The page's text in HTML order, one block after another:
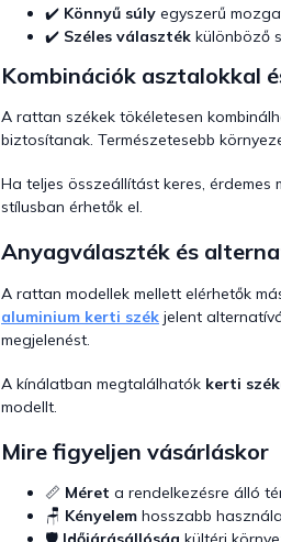
✔️ Könnyű súly egyszerű
✔️ Széles választék különböző
Kombinációk asztalokkal
A rattan székek tökéletesen
biztosítanak. Természetesebb
Ha teljes összeállítást keres, érdemes
stílusban érhetők el.
Anyagválaszték és
A rattan modellek mellett elérhetők
aluminium kerti szék jelent
megjelenést.
A kínálatban megtalálhatók kerti
modellt.
Mire figyeljen vásárláskor
📏 Méret a rendelkezésre álló
🪑 Kényelem hosszabb